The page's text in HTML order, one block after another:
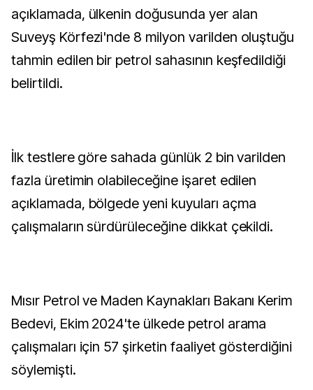
açıklamada, ülkenin doğusunda yer alan
Suveyş Körfezi'nde 8 milyon varilden oluştuğu
tahmin edilen bir petrol sahasının keşfedildiği
belirtildi.
İlk testlere göre sahada günlük 2 bin varilden
fazla üretimin olabileceğine işaret edilen
açıklamada, bölgede yeni kuyuları açma
çalışmaların sürdürüleceğine dikkat çekildi.
Mısır Petrol ve Maden Kaynakları Bakanı Kerim
Bedevi, Ekim 2024'te ülkede petrol arama
çalışmaları için 57 şirketin faaliyet gösterdiğini
söylemişti.